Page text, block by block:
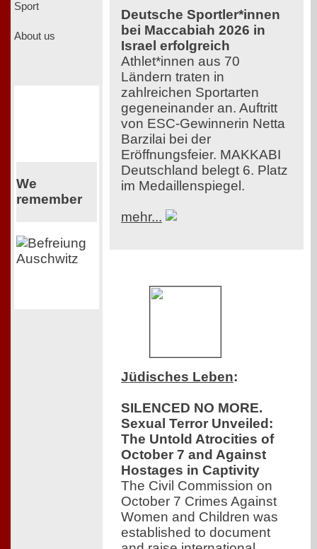
Sport
About us
We
remember
Deutsche Sportler*innen
bei Maccabiah 2026 in
Israel erfolgreich
Athlet*innen aus 70
Ländern traten in
zahlreichen Sportarten
gegeneinander an. Auftritt
von ESC-Gewinnerin Netta
Barzilai bei der
Eröffnungsfeier. MAKKABI
Deutschland belegt 6. Platz
im Medaillenspiegel.
mehr...
Jüdisches Leben:
SILENCED NO MORE.
Sexual Terror Unveiled:
The Untold Atrocities of
October 7 and Against
Hostages in Captivity
The Civil Commission on
October 7 Crimes Against
Women and Children was
established to document